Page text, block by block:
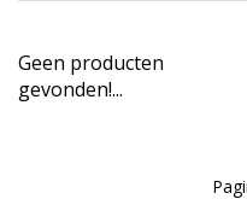
Geen producten
gevonden!...